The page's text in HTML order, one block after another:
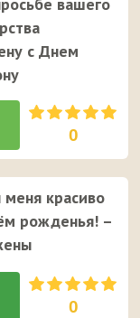
вашего
с Днем
0
меня красиво
рожденья! –
0